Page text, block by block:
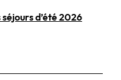
d’été 2026